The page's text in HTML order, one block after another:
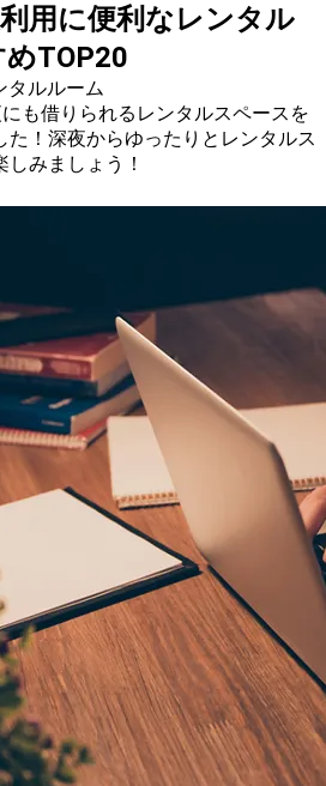
利用に便利なレンタル
TOP20
タルルーム
も借りられるレンタルスペースを
た！深夜からゆったりとレンタルス
みましょう！